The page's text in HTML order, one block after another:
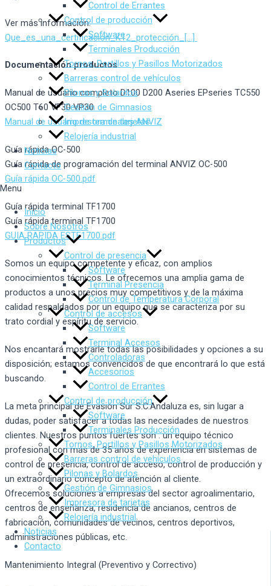
Control de Errantes
Control de producción
Software
Terminales Producción
Tornos, Portillos y Pasillos Motorizados
Barreras control de vehículos
Pilonas y Bolardos
Gestión de Gimnasios
Impresora de tarjetas
Relojería industrial
Noticias
Contacto
Menu
Inicio
Sobre Nosotros
Productos
Control de presencia
Software
Terminal Presencia
Control de Temperatura Corporal
Control de accesos
Software
Terminal Accesos
Controladoras
Accesorios
Control de Errantes
Control de producción
Software
Terminales Producción
Tornos, Portillos y Pasillos Motorizados
Barreras control de vehículos
Pilonas y Bolardos
Gestión de Gimnasios
Impresora de tarjetas
Relojería industrial
Noticias
Contacto
Ver más información:
Que_es_una_certificación_K12_protección_[…]
Documentación productos
Manual de usuario completo D100 D200 Aseries EPseries TC550
OC500 T60 VF30 VP30
Manual de usuario de terminales ANVIZ
Guía rápida OC-500
Guía rápida de programación del terminal ANVIZ OC-500
Guía rápida OC-500.pdf
Guía rápida terminal TF1700
Guía rápida terminal TF1700
GUIA RAPIDA ESTF1700.pdf
Somos un equipo competente y eficaz, con amplios
conocimientos técnicos. Le ofrecemos una amplia gama de
productos a unos precios muy competitivos y de la máxima
calidad respaldados por un equipo que se caracteriza por su
trato cordial y espíritu de servicio.
Nos encantará mostrarle todas las posibilidades y opciones a su
disposición; estamos convencidos de que encontrará lo que está
buscando.
La meta principal de Evasion Sur S.C.Andaluza es, sin lugar a
dudas, poder satisfacer a todas las necesidades de nuestros
clientes. Nuestros puntos fuertes son : un equipo técnico
profesional con más de 35 años de experiencia en sistemas de
control de presencia, control de acceso, control de producción y
un extraordinario concepto de atención al cliente.
Ofrecemos soluciones a empresas del sector agroalimentario,
centros de enseñanza, residencia de ancianos, centros de
fabricación, comunidades de vecinos, centros deportivos,
administraciones públicas, etc.
Mantenimiento Integral (Preventivo y Correctivo)